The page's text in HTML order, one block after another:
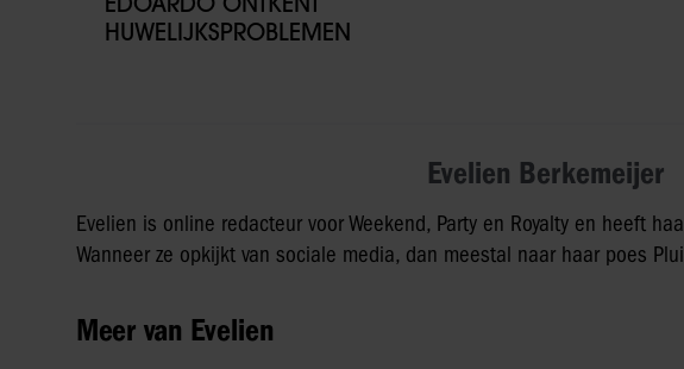
HUWELIJKSPROBLEMEN
Evelien Berkemeijer
Evelien is online redacteur voor Weekend, Party en Royalty en heeft
Wanneer ze opkijkt van sociale media, dan meestal naar haar poes
Meer van Evelien